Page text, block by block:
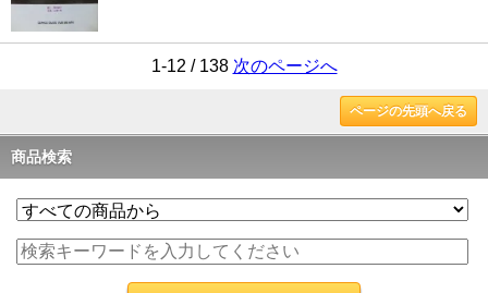
1-12 / 138 次のページへ
ページの先頭へ戻る
商品検索